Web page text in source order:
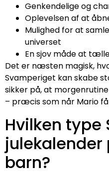
Genkendelige og
Oplevelsen af at
Mulighed for at
universet
En sjov måde at
Det er næsten magisk,
Svamperiget kan skabe
sikker på, at
– præcis som når Mario
Hvilken type
barn?